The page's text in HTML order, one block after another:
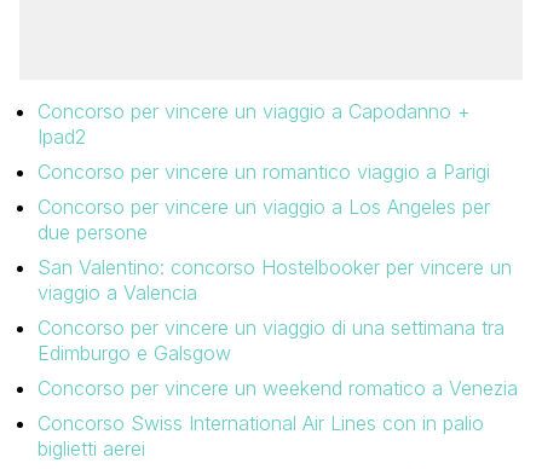
Concorso per vincere un viaggio a Capodanno +
Ipad2
Concorso per vincere un romantico viaggio a Parigi
Concorso per vincere un viaggio a Los Angeles per
due persone
San Valentino: concorso Hostelbooker per vincere un
viaggio a Valencia
Concorso per vincere un viaggio di una settimana tra
Edimburgo e Galsgow
Concorso per vincere un weekend romatico a Venezia
Concorso Swiss International Air Lines con in palio
biglietti aerei